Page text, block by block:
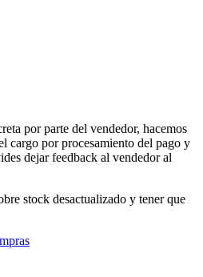
por parte del vendedor, hacemos
cargo por procesamiento del pago y
dejar feedback al vendedor al
stock desactualizado y tener que